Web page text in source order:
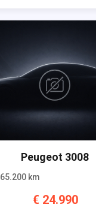
Peugeot 3008
65.200 km
€ 24.990